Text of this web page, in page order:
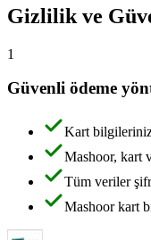
Gizlilik ve
1
Güvenli ödeme
Kart
Mashoor, kart
Tüm veriler
Mashoor kart